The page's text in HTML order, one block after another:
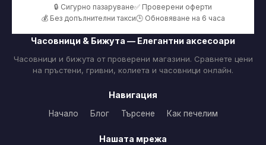
🔒 Сигурно пазаруване✅ Проверени оферти
💰 Без допълнителни такси🕒 Обновяване на 6 часа
Часовници & Бижута — Елегантни аксесоари
Часовници и бижута от проверени магазини. Сравнете цени
на пръстени, гривни, колиета и часовници онлайн.
Навигация
Начало Блог Търсене Как печелим
Нашата мрежа